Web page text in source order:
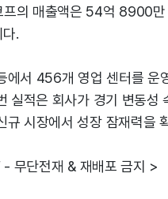
의 매출액은 54억 8900
.
에서 456개 영업 센터를 운
적은 회사가 경기 변동성
시장에서 성장 잠재력을
무단전재 & 재배포 금지 >